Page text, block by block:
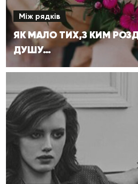
Між рядків
ЯК МАЛО ТИХ,З КИМ
ДУШУ…